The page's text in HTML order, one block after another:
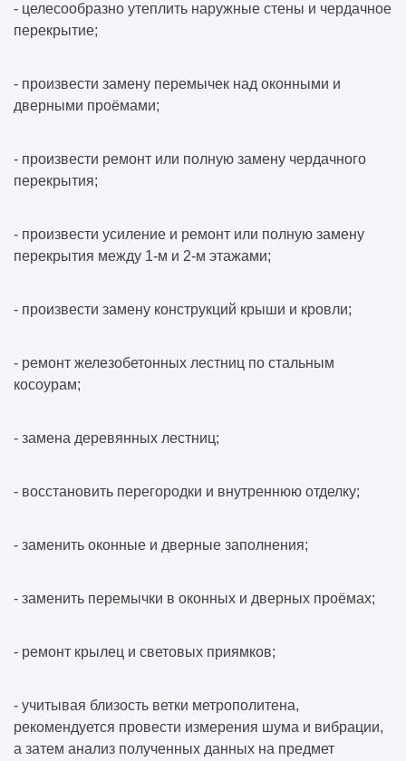
- целесообразно утеплить наружные стены и чердачное
перекрытие;
- произвести замену перемычек над оконными и
дверными проёмами;
- произвести ремонт или полную замену чердачного
перекрытия;
- произвести усиление и ремонт или полную замену
перекрытия между 1-м и 2-м этажами;
- произвести замену конструкций крыши и кровли;
- ремонт железобетонных лестниц по стальным
косоурам;
- замена деревянных лестниц;
- восстановить перегородки и внутреннюю отделку;
- заменить оконные и дверные заполнения;
- заменить перемычки в оконных и дверных проёмах;
- ремонт крылец и световых приямков;
- учитывая близость ветки метрополитена,
рекомендуется провести измерения шума и вибрации,
а затем анализ полученных данных на предмет